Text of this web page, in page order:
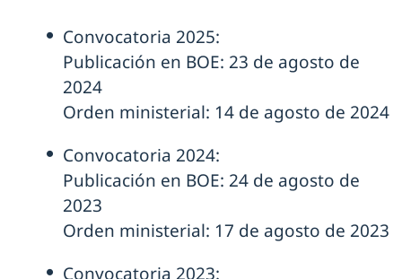
Convocatoria 2025:
Publicación en BOE: 23 de agosto de
2024
Orden ministerial: 14 de agosto de 2024
Convocatoria 2024:
Publicación en BOE: 24 de agosto de
2023
Orden ministerial: 17 de agosto de 2023
Convocatoria 2023: